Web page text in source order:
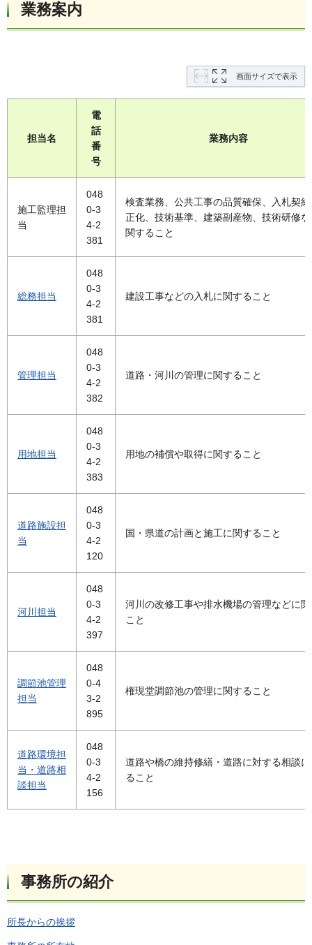
業務案内
画面サイズで表示
担当名
電
話
番
号
業務内容
施工監理担
当
048
0-3
4-2
381
検査業務、公共工事の品質確保、入札契
正化、技術基準、建築副産物、技術研修
関すること
総務担当
048
0-3
4-2
381
建設工事などの入札に関すること
管理担当
048
0-3
4-2
382
道路・河川の管理に関すること
用地担当
048
0-3
4-2
383
用地の補償や取得に関すること
道路施設担
当
048
0-3
4-2
120
国・県道の計画と施工に関すること
河川担当
048
0-3
4-2
397
河川の改修工事や排水機場の管理などに
こと
調節池管理
担当
048
0-4
3-2
895
権現堂調節池の管理に関すること
道路環境担
当・道路相
談担当
048
0-3
4-2
156
道路や橋の維持修繕・道路に対する相談
ること
事務所の紹介
所長からの挨拶